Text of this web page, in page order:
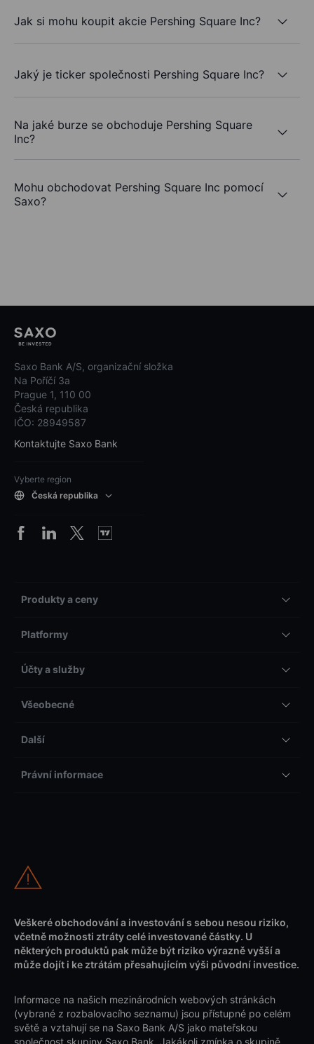
Jak si mohu koupit akcie Pershing Square Inc?
Jaký je ticker společnosti Pershing Square Inc?
Na jaké burze se obchoduje Pershing Square
Inc?
Mohu obchodovat Pershing Square Inc pomocí
Saxo?
Saxo Bank A/S, organizační složka
Na Poříčí 3a
Prague 1, 110 00
Česká republika
IČO: 28949587
Kontaktujte Saxo Bank
Vyberte region
Česká republika
Produkty a ceny
Platformy
Účty a služby
Všeobecné
Další
Právní informace
Veškeré obchodování a investování s sebou nesou riziko,
včetně možnosti ztráty celé investované částky. U
některých produktů pak může být riziko výrazně vyšší a
může dojít i ke ztrátám přesahujícím výši původní investice.
Informace na našich mezinárodních webových stránkách
(vybrané z rozbalovacího seznamu) jsou přístupné po celém
světě a vztahují se na Saxo Bank A/S jako mateřskou